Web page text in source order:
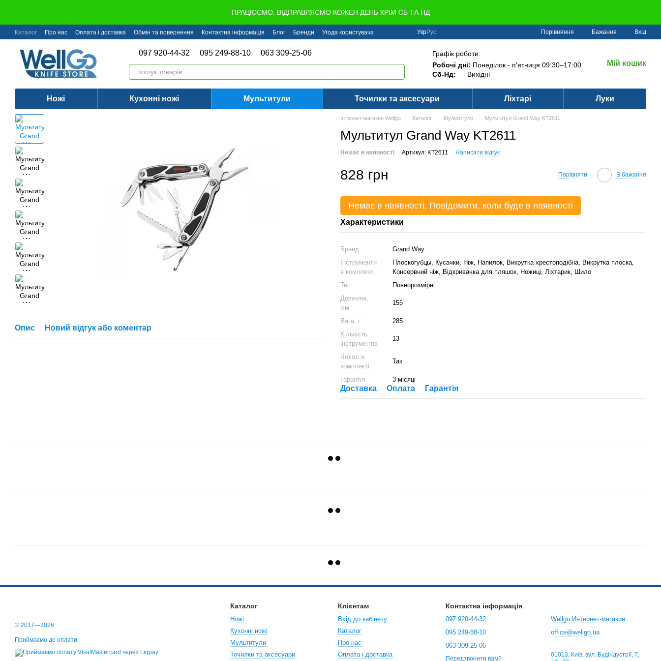
ПРАЦЮЄМО. ВІДПРАВЛЯЄМО КОЖЕН ДЕНЬ КРІМ СБ ТА НД
Каталог Про нас Оплата і доставка Обмін та повернення Контактна інформація Блог Бренди Угода користувача УкрРус Порівняння Бажання Вхід
097 920-44-32 095 249-88-10 063 309-25-06
Графік роботи:
Робочі дні: Понеділок - п'ятниця 09:30–17:00
Сб-Нд:
Вихідні
Мій кошик
Ножі Кухонні ножі Мультитули Точилки та аксесуари Ліхтарі Луки
Опис Новий відгук або коментар
Інтернет-магазин Wellgo Каталог Мультитули Мультитул Grand Way KT2611
Мультитул Grand Way KT2611
Немає в наявності Артикул: KT2611 Написати відгук
828 грн Порівняти В бажання
Немає в наявності. Повідомити, коли буде в наявності
Характеристики
Бренд
Grand Way
Інструменти
в комплекті
Плоскогубцы, Кусачки, Ніж, Напилок, Викрутка хрестоподібна, Викрутка плоска,
Консервний ніж, Відкривачка для пляшок, Ножиці, Ліхтарик, Шило
Тип
Повнорозмірні
Довжина,
мм
155
Вага, г
285
Кількість
інструментів
13
Чохол в
комплекті
Так
Гарантія 3 місяці
Доставка Оплата Гарантія
© 2017—2026
Приймаємо до оплати
Каталог
Ножі
Кухонні ножі
Мультитули
Точилки та аксесуари
Клієнтам
Вхід до кабінету
Каталог
Про нас
Оплата і доставка
Контактна інформація
097 920-44-32
095 249-88-10
063 309-25-06
Передзвонити вам?
Wellgo Интернет-магазин
office@wellgo.ua
01013, Київ, вул. Будіндустрії, 7,